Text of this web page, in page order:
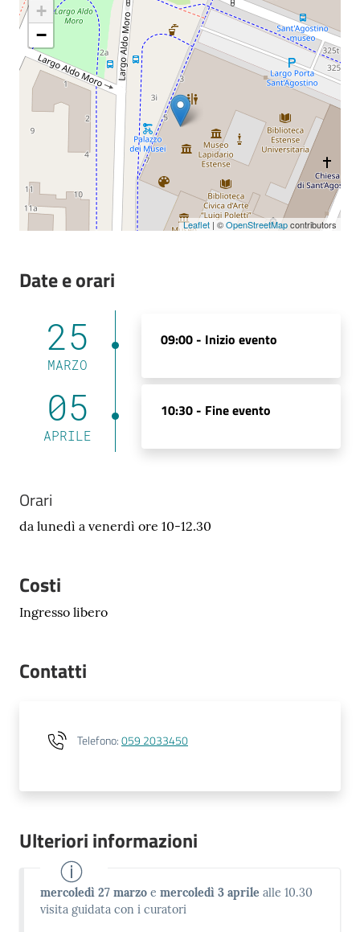
+
−
Leaflet | ©OpenStreetMapcontributors
Date e orari
25
MARZO
09:00 - Inizio evento
05
APRILE
10:30 - Fine evento
Orari
da lunedì a venerdì ore 10-12.30
Costi
Ingresso libero
Contatti
Telefono:059 2033450
Ulteriori informazioni
mercoledì 27 marzo emercoledì 3 aprile alle 10.30
visita guidata con i curatori